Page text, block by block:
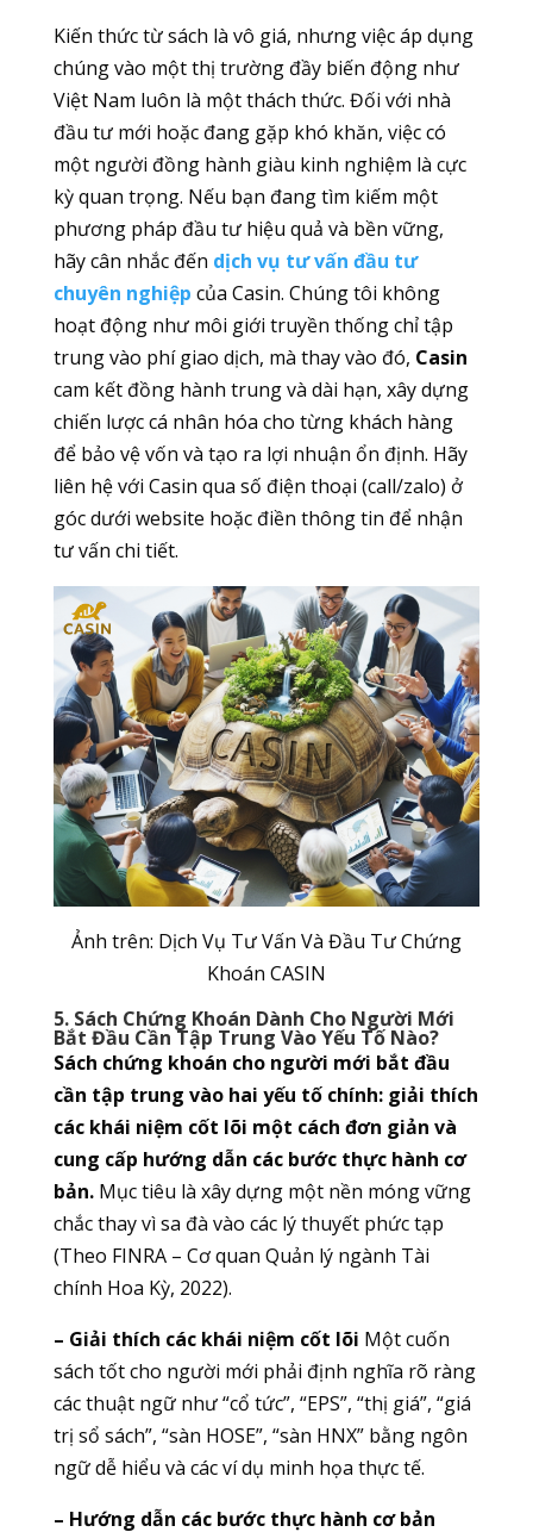
Kiến thức từ sách là vô giá, nhưng việc áp dụng
chúng vào một thị trường đầy biến động như
Việt Nam luôn là một thách thức. Đối với nhà
đầu tư mới hoặc đang gặp khó khăn, việc có
một người đồng hành giàu kinh nghiệm là cực
kỳ quan trọng. Nếu bạn đang tìm kiếm một
phương pháp đầu tư hiệu quả và bền vững,
hãy cân nhắc đến dịch vụ tư vấn đầu tư
chuyên nghiệp của Casin. Chúng tôi không
hoạt động như môi giới truyền thống chỉ tập
trung vào phí giao dịch, mà thay vào đó, Casin
cam kết đồng hành trung và dài hạn, xây dựng
chiến lược cá nhân hóa cho từng khách hàng
để bảo vệ vốn và tạo ra lợi nhuận ổn định. Hãy
liên hệ với Casin qua số điện thoại (call/zalo) ở
góc dưới website hoặc điền thông tin để nhận
tư vấn chi tiết.
Ảnh trên: Dịch Vụ Tư Vấn Và Đầu Tư Chứng
Khoán CASIN
5. Sách Chứng Khoán Dành Cho Người Mới
Bắt Đầu Cần Tập Trung Vào Yếu Tố Nào?
Sách chứng khoán cho người mới bắt đầu
cần tập trung vào hai yếu tố chính: giải thích
các khái niệm cốt lõi một cách đơn giản và
cung cấp hướng dẫn các bước thực hành cơ
bản.Mục tiêu là xây dựng một nền móng vững
chắc thay vì sa đà vào các lý thuyết phức tạp
(Theo FINRA – Cơ quan Quản lý ngành Tài
chính Hoa Kỳ, 2022).
– Giải thích các khái niệm cốt lõi Một cuốn
sách tốt cho người mới phải định nghĩa rõ ràng
các thuật ngữ như “cổ tức”, “EPS”, “thị giá”, “giá
trị sổ sách”, “sàn HOSE”, “sàn HNX” bằng ngôn
ngữ dễ hiểu và các ví dụ minh họa thực tế.
– Hướng dẫn các bước thực hành cơ bản